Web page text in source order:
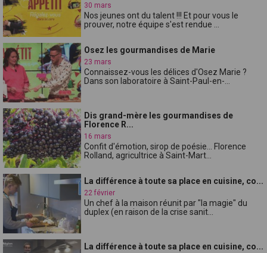
30 mars
Nos jeunes ont du talent !!! Et pour vous le
prouver, notre équipe s'est rendue ...
Osez les gourmandises de Marie
23 mars
Connaissez-vous les délices d'Osez Marie ?
Dans son laboratoire à Saint-Paul-en-...
Dis grand-mère les gourmandises de
Florence R...
16 mars
Confit d'émotion, sirop de poésie... Florence
Rolland, agricultrice à Saint-Mart...
La différence à toute sa place en cuisine, co...
22 février
Un chef à la maison réunit par "la magie" du
duplex (en raison de la crise sanit...
La différence à toute sa place en cuisine, co...